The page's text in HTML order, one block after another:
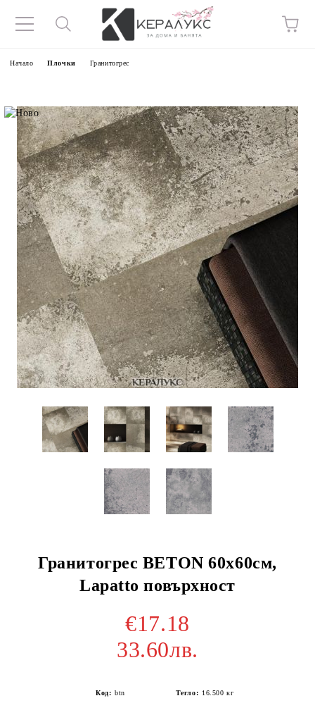
Начало Плочки Гранитогрес
Гранитогрес BETON 60х60см,
Lapatto повърхност
€17.18
33.60лв.
Код: btn Тегло: 16.500 кг